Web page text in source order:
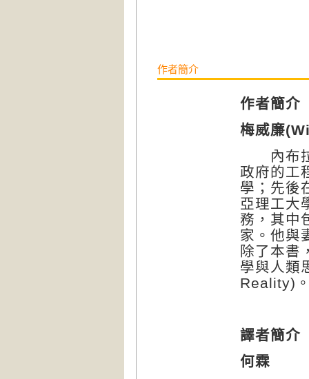
作者簡介
作者簡介
梅威廉
內布拉
政府的工
學；先後
亞理工大
務，其中
家。他與
除了本書
學與人類
Reality)
譯者簡介
何霖